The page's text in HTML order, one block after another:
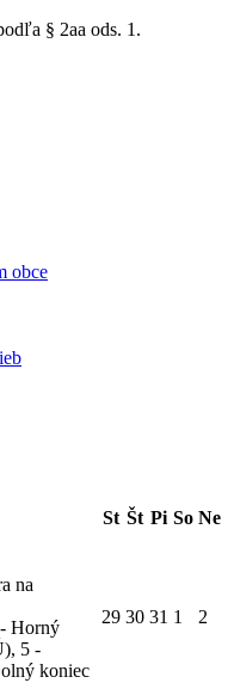
§ 2aa ods. 1.
obce
St Št Pi So Ne
na
Horný
5 -
koniec
29 30 31 1 2